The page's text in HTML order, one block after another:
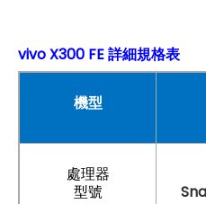
vivo X300 FE 詳細規格表
機型
處理器
型號